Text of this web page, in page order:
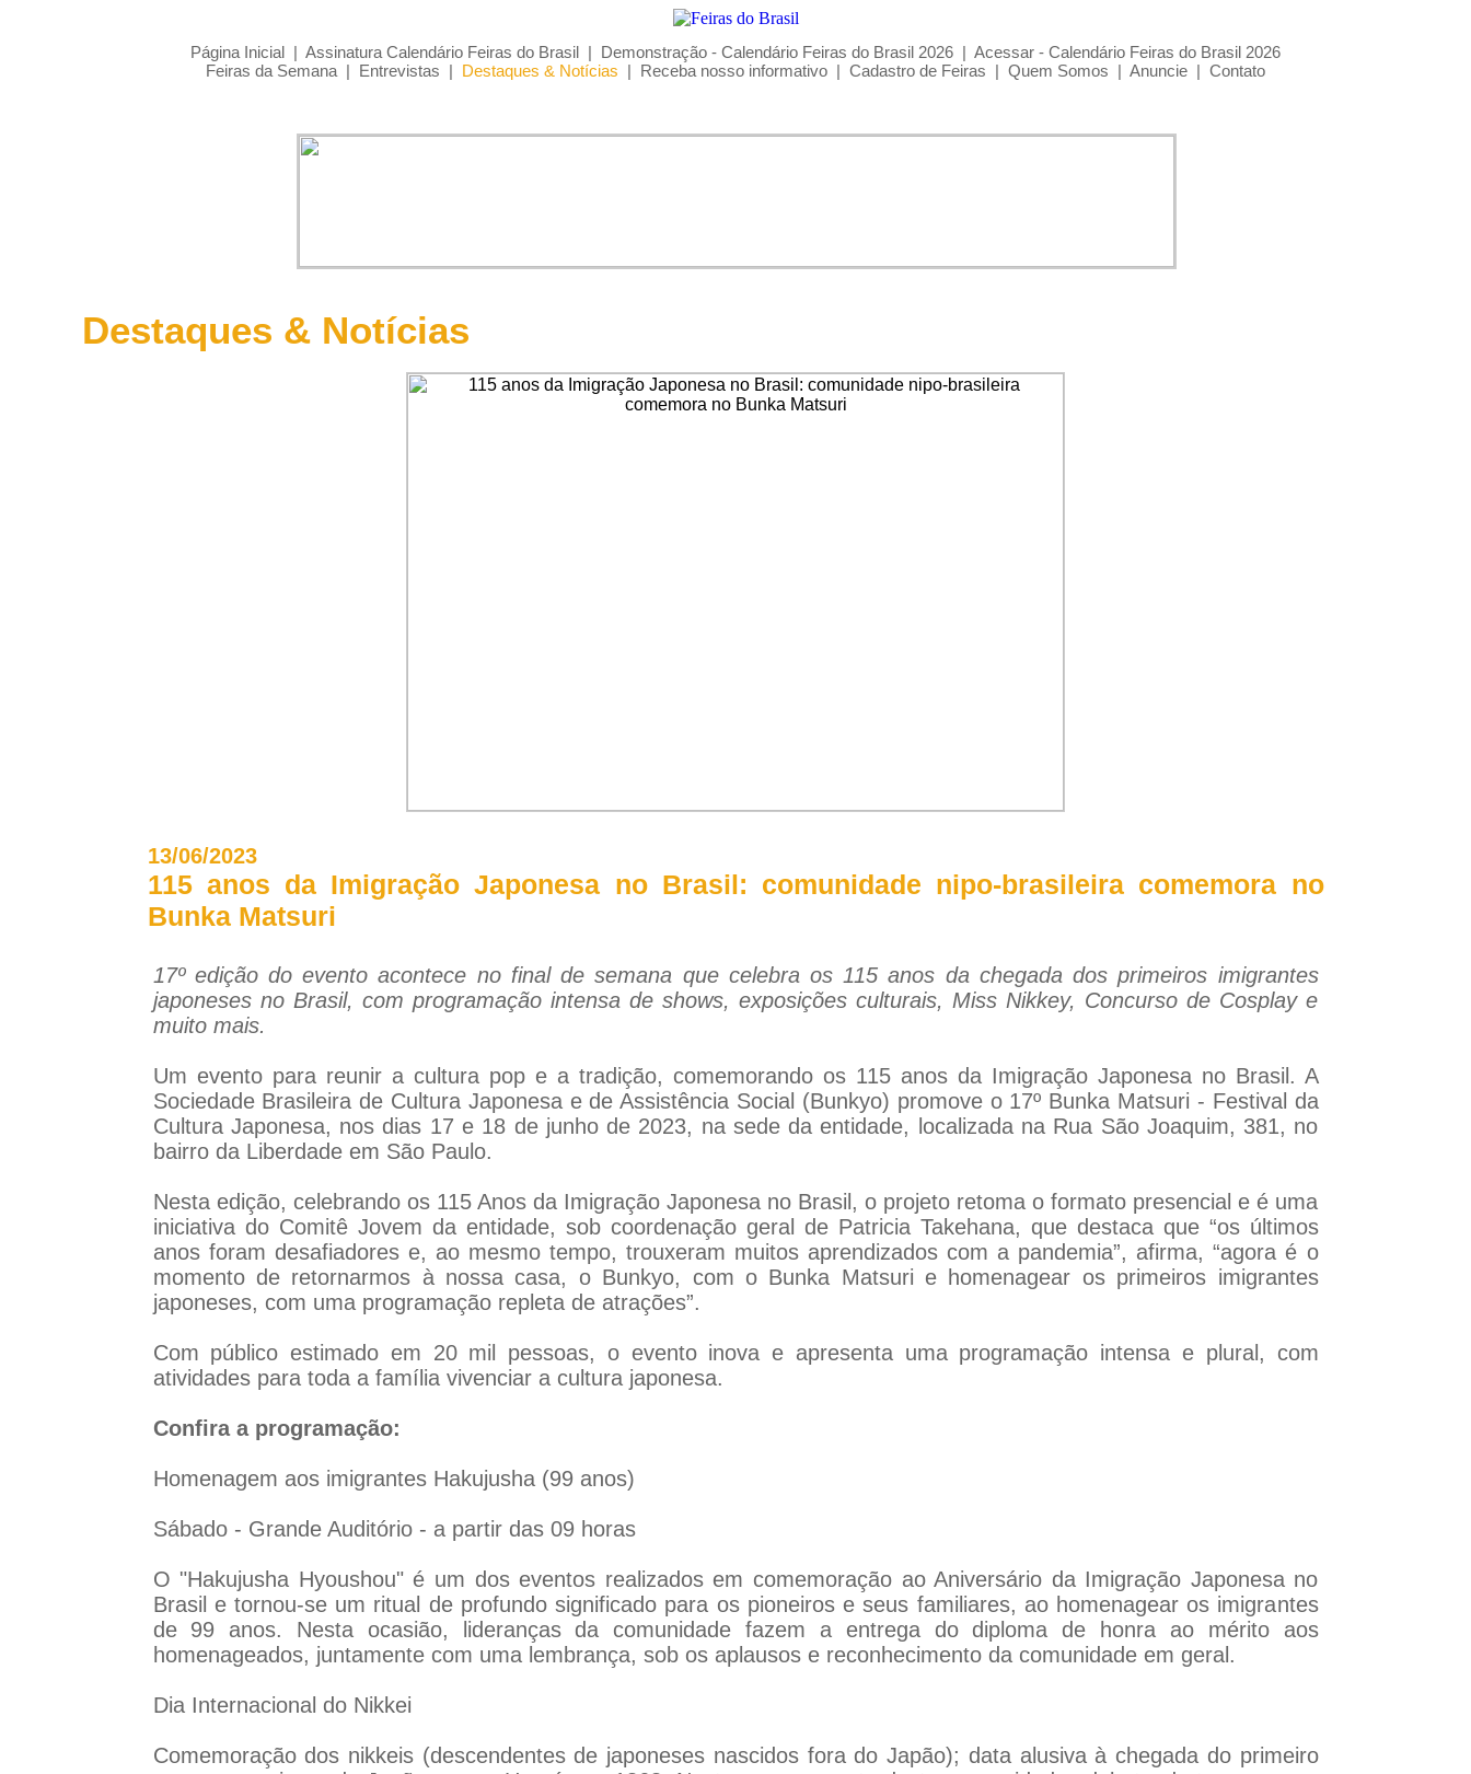
Página Inicial | Assinatura Calendário Feiras do Brasil | Demonstração - Calendário Feiras do Brasil 2026 | Acessar - Calendário Feiras do Brasil 2026
Feiras da Semana | Entrevistas | Destaques & Notícias | Receba nosso informativo | Cadastro de Feiras | Quem Somos | Anuncie | Contato
Destaques & Notícias
13/06/2023
115 anos da Imigração Japonesa no Brasil: comunidade nipo-brasileira comemora no
Bunka Matsuri
17º edição do evento acontece no final de semana que celebra os 115 anos da chegada dos primeiros imigrantes
japoneses no Brasil, com programação intensa de shows, exposições culturais, Miss Nikkey, Concurso de Cosplay e
muito mais.
Um evento para reunir a cultura pop e a tradição, comemorando os 115 anos da Imigração Japonesa no Brasil. A
Sociedade Brasileira de Cultura Japonesa e de Assistência Social (Bunkyo) promove o 17º Bunka Matsuri - Festival da
Cultura Japonesa, nos dias 17 e 18 de junho de 2023, na sede da entidade, localizada na Rua São Joaquim, 381, no
bairro da Liberdade em São Paulo.
Nesta edição, celebrando os 115 Anos da Imigração Japonesa no Brasil, o projeto retoma o formato presencial e é uma
iniciativa do Comitê Jovem da entidade, sob coordenação geral de Patricia Takehana, que destaca que “os últimos
anos foram desafiadores e, ao mesmo tempo, trouxeram muitos aprendizados com a pandemia”, afirma, “agora é o
momento de retornarmos à nossa casa, o Bunkyo, com o Bunka Matsuri e homenagear os primeiros imigrantes
japoneses, com uma programação repleta de atrações”.
Com público estimado em 20 mil pessoas, o evento inova e apresenta uma programação intensa e plural, com
atividades para toda a família vivenciar a cultura japonesa.
Confira a programação:
Homenagem aos imigrantes Hakujusha (99 anos)
Sábado - Grande Auditório - a partir das 09 horas
O "Hakujusha Hyoushou" é um dos eventos realizados em comemoração ao Aniversário da Imigração Japonesa no
Brasil e tornou-se um ritual de profundo significado para os pioneiros e seus familiares, ao homenagear os imigrantes
de 99 anos. Nesta ocasião, lideranças da comunidade fazem a entrega do diploma de honra ao mérito aos
homenageados, juntamente com uma lembrança, sob os aplausos e reconhecimento da comunidade em geral.
Dia Internacional do Nikkei
Comemoração dos nikkeis (descendentes de japoneses nascidos fora do Japão); data alusiva à chegada do primeiro